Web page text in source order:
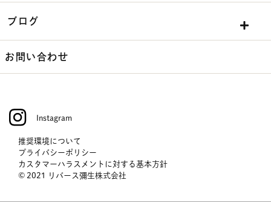
ブログ
お問い合わせ
Instagram
推奨環境について
プライバシーポリシー
カスタマーハラスメントに対する基本方針
© 2021 リバース彌生株式会社